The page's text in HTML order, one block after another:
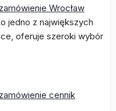
Wrocław
jedno z największych
oferuje szeroki wybór
cennik